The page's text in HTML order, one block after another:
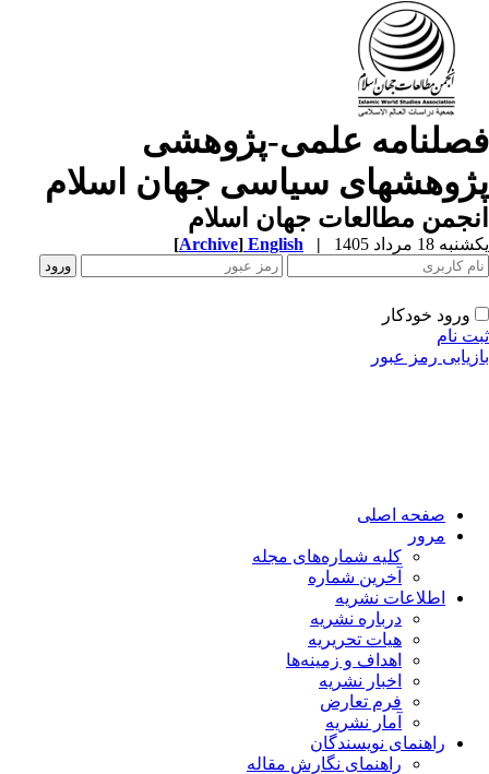
علمی-پژوهشی
سیاسی جهان اسلام
مطالعات جهان اسلام
18 مرداد 1405 |
English
[Archive]
ورود خودکار
نام
رمز عبور
صفحه اصلی
مرور
کلیه شماره‌های مجله
آخرین شماره
اطلاعات نشریه
درباره نشریه
هیات تحریریه
اهداف و زمینه‌ها
اخبار نشریه
فرم تعارض
آمار نشریه
راهنمای نویسندگان
راهنمای نگارش مقاله